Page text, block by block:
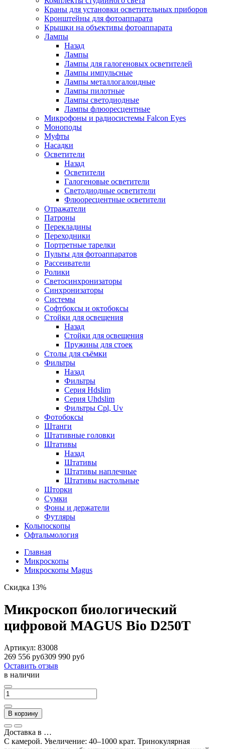
Краны для установки осветительных приборов
Кронштейны для фотоаппарата
Крышки на объективы фотоаппарата
Лампы
Назад
Лампы
Лампы для галогеновых осветителей
Лампы импульсные
Лампы металлогалоидные
Лампы пилотные
Лампы светодиодные
Лампы флюоресцентные
Микрофоны и радиосистемы Falcon Eyes
Моноподы
Муфты
Насадки
Осветители
Назад
Осветители
Галогеновые осветители
Светодиодные осветители
Флюоресцентные осветители
Отражатели
Патроны
Перекладины
Переходники
Портретные тарелки
Пульты для фотоаппаратов
Рассеиватели
Ролики
Светосинхронизаторы
Синхронизаторы
Системы
Софтбоксы и октобоксы
Стойки для освещения
Назад
Стойки для освещения
Пружины для стоек
Столы для съёмки
Фильтры
Назад
Фильтры
Серия Hdslim
Серия Uhdslim
Фильтры Cpl, Uv
Фотобоксы
Штанги
Штативные головки
Штативы
Назад
Штативы
Штативы наплечные
Штативы настольные
Шторки
Сумки
Фоны и держатели
Футляры
Кольпоскопы
Офтальмология
Главная
Микроскопы
Микроскопы Magus
Скидка 13%
Микроскоп биологический
цифровой MAGUS Bio D250T
Артикул: 83008
269 556 руб309 990 руб
Оставить отзыв
в наличии
В корзину
Доставка в …
С камерой. Увеличение: 40–1000 крат. Тринокулярная